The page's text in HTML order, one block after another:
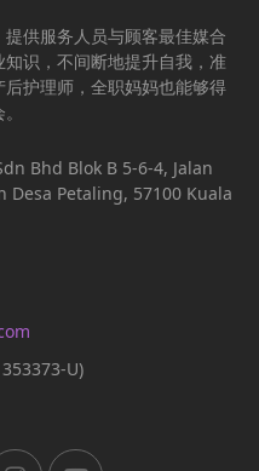
供服务人员与顾客最佳媒合
识，不间断地提升自我，准
护理师，全职妈妈也能够得
Bhd Blok B 5-6-4, Jalan
Desa Petaling, 57100 Kuala
U)